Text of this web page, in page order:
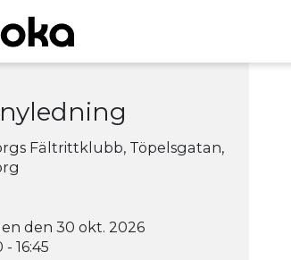
Fältrittklubb, Töpelsgatan,
den 30 okt. 2026
- 16:45